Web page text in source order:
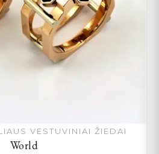
VESTUVINIAI ŽIEDAI
World